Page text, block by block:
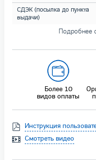
СДЭК (посылка до пункта
выдачи)
Подробнее
Более 10
видов оплаты
Инструкция
Смотреть видео